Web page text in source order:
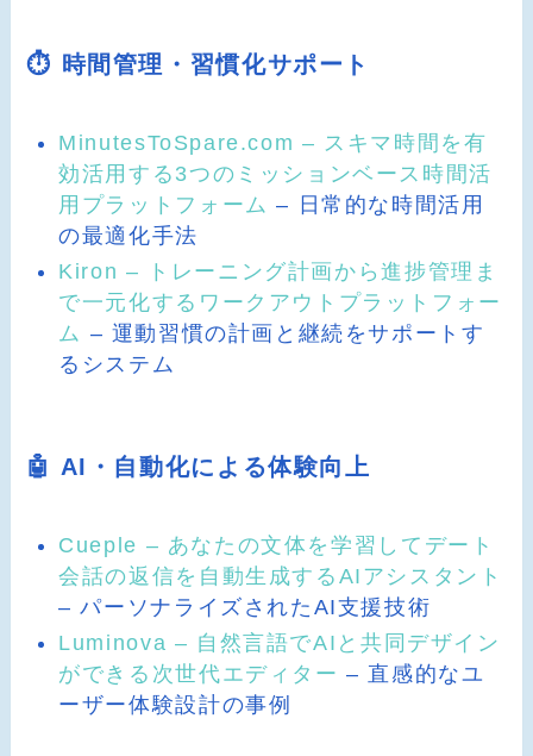
⏱️ 時間管理・習慣化サポート
MinutesToSpare.com – スキマ時間を有
効活用する3つのミッションベース時間活
用プラットフォーム – 日常的な時間活用
の最適化手法
Kiron – トレーニング計画から進捗管理ま
で一元化するワークアウトプラットフォー
ム – 運動習慣の計画と継続をサポートす
るシステム
🤖 AI・自動化による体験向上
Cueple – あなたの文体を学習してデート
会話の返信を自動生成するAIアシスタント
– パーソナライズされたAI支援技術
Luminova – 自然言語でAIと共同デザイン
ができる次世代エディター – 直感的なユ
ーザー体験設計の事例